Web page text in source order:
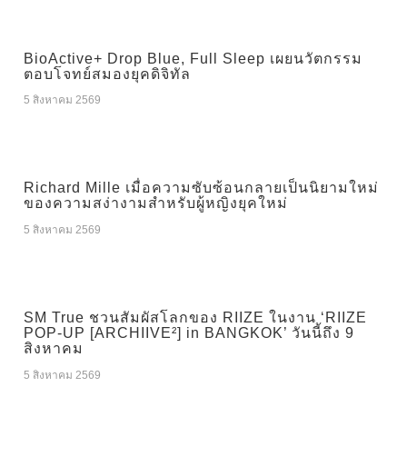
BioActive+ Drop Blue, Full Sleep เผยนวัตกรรม
ตอบโจทย์สมองยุคดิจิทัล
5 สิงหาคม 2569
Richard Mille เมื่อความซับซ้อนกลายเป็นนิยามใหม่
ของความสง่างามสำหรับผู้หญิงยุคใหม่
5 สิงหาคม 2569
SM True ชวนสัมผัสโลกของ RIIZE ในงาน ‘RIIZE
POP-UP [ARCHIIVE²] in BANGKOK’ วันนี้ถึง 9
สิงหาคม
5 สิงหาคม 2569